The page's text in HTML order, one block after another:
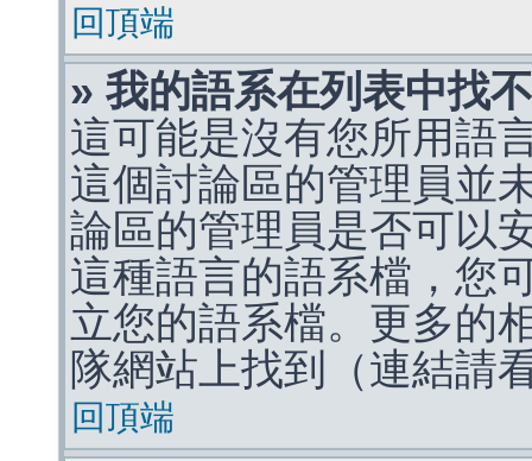
回頂端
» 我的語系在列表中找
這可能是沒有您所用語
這個討論區的管理員並
論區的管理員是否可以
這種語言的語系檔，您
立您的語系檔。更多的
隊網站上找到（連結請
回頂端